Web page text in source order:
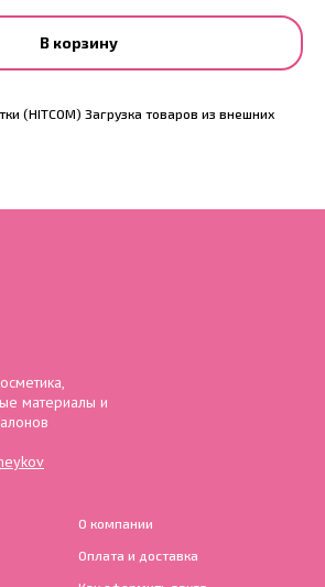
В корзину
(HITCOM) Загрузка товаров из внешних
материалы и
О компании
Оплата и доставка